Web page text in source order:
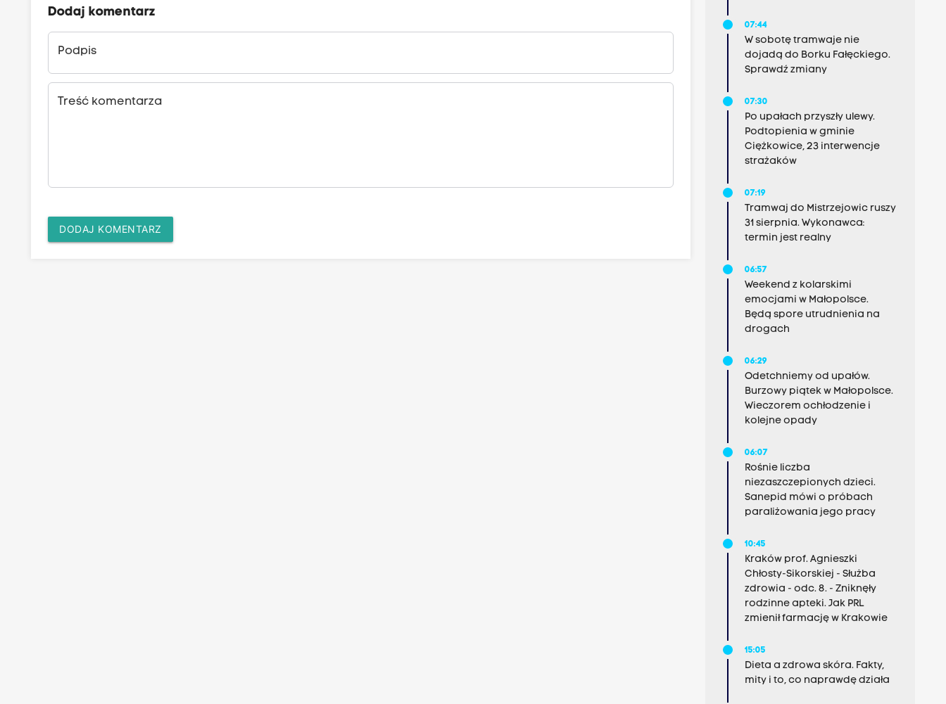
Dodaj komentarz
Podpis
Treść komentarza
DODAJ KOMENTARZ
07:44
W sobotę tramwaje nie
dojadą do Borku Fałęckiego.
Sprawdź zmiany
07:30
Po upałach przyszły ulewy.
Podtopienia w gminie
Ciężkowice, 23 interwencje
strażaków
07:19
Tramwaj do Mistrzejowic ruszy
31 sierpnia. Wykonawca:
termin jest realny
06:57
Weekend z kolarskimi
emocjami w Małopolsce.
Będą spore utrudnienia na
drogach
06:29
Odetchniemy od upałów.
Burzowy piątek w Małopolsce.
Wieczorem ochłodzenie i
kolejne opady
06:07
Rośnie liczba
niezaszczepionych dzieci.
Sanepid mówi o próbach
paraliżowania jego pracy
10:45
Kraków prof. Agnieszki
Chłosty-Sikorskiej - Służba
zdrowia - odc. 8. - Zniknęły
rodzinne apteki. Jak PRL
zmienił farmację w Krakowie
15:05
Dieta a zdrowa skóra. Fakty,
mity i to, co naprawdę działa